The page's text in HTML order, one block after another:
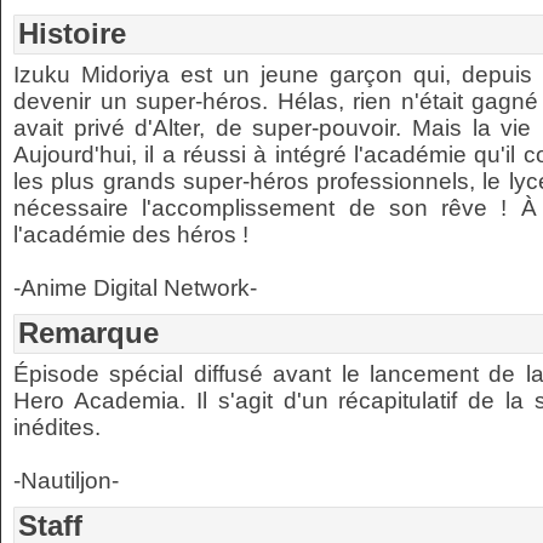
Histoire
Izuku Midoriya est un jeune garçon qui,
devenir un super-héros. Hélas, rien n'était
avait privé d'Alter, de super-pouvoir. Mais la
Aujourd'hui, il a réussi à intégré l'académie qu'il
les plus grands super-héros professionnels, le
nécessaire l'accomplissement de son rêve !
l'académie des héros !
-Anime Digital Network-
Remarque
Épisode spécial diffusé avant le lancement de
Hero Academia. Il s'agit d'un récapitulatif de la
inédites.
-Nautiljon-
Staff